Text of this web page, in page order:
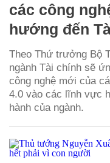
các công
hướng đến
Theo Thứ trưởng Bộ
ngành Tài chính sẽ
công nghệ mới của
4.0 vào các lĩnh vực
hành của ngành.